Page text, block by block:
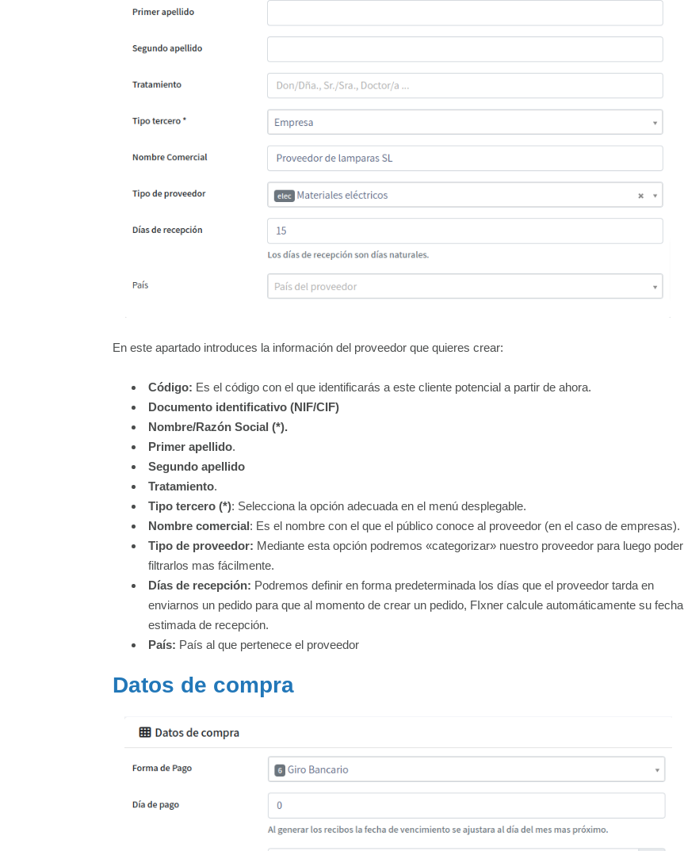
En este apartado introduces la información del proveedor que quieres crear:
Código: Es el código con el que identificarás a este cliente potencial a partir de ahora.
Documento identificativo (NIF/CIF)
Nombre/Razón Social (*).
Primer apellido.
Segundo apellido
Tratamiento.
Tipo tercero (*): Selecciona la opción adecuada en el menú desplegable.
Nombre comercial: Es el nombre con el que el público conoce al proveedor (en el caso de empresas).
Tipo de proveedor: Mediante esta opción podremos «categorizar» nuestro proveedor para luego poder
filtrarlos mas fácilmente.
Días de recepción: Podremos definir en forma predeterminada los días que el proveedor tarda en
enviarnos un pedido para que al momento de crear un pedido, FIxner calcule automáticamente su fecha
estimada de recepción.
País: País al que pertenece el proveedor
Datos de compra